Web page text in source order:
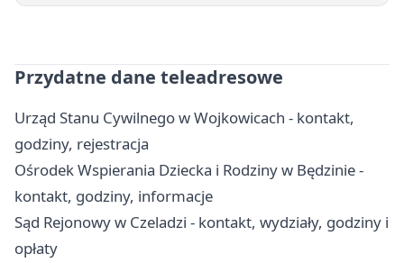
Przydatne dane teleadresowe
Urząd Stanu Cywilnego w Wojkowicach - kontakt,
godziny, rejestracja
Ośrodek Wspierania Dziecka i Rodziny w Będzinie -
kontakt, godziny, informacje
Sąd Rejonowy w Czeladzi - kontakt, wydziały, godziny i
opłaty